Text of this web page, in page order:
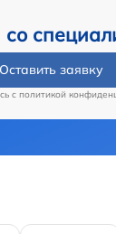
со
Оставить заявку
c политикой